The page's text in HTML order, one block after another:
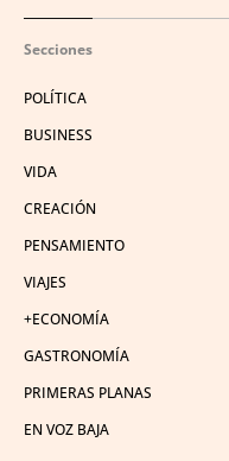
Secciones
POLÍTICA
BUSINESS
VIDA
CREACIÓN
PENSAMIENTO
VIAJES
+ECONOMÍA
GASTRONOMÍA
PRIMERAS PLANAS
EN VOZ BAJA